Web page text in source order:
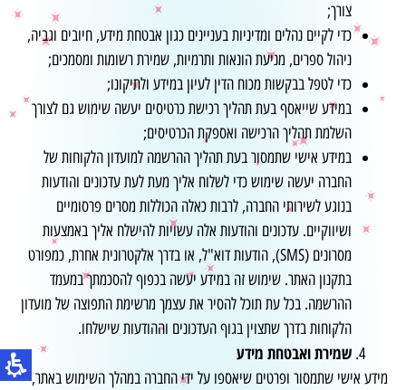
צורך;
כדי לקיים נהלים ומדיניות בעניינים כגון אבטחת מידע, חיובים וגביה,
ניהול ספרים, מניעת הונאות ותרמיות, שמירת רשומות ומסמכים;
כדי לטפל בבקשות מכוח הדין לעיון במידע ולתיקונו;
במידע שייאסף בעת תהליך רכישת כרטיסים יעשה שימוש גם לצורך
השלמת תהליך הרכישה ואספקת הכרטיסים;
במידע אישי שתמסור בעת תהליך ההרשמה למועדון הלקוחות של
החברה יעשה שימוש כדי לשלוח אליך מעת לעת עדכונים והודעות
בנוגע לשירותי החברה, לרבות כאלה הכוללות מסרים פרסומיים
ושיווקיים. עדכונים והודעות אלה עשויות להישלח אליך באמצעות
מסרונים (SMS), הודעות דוא"ל, או בדרך אלקטרונית אחרת, כמפורט
בתקנון האתר. שימוש זה במידע יעשה בכפוף להסכמתך במעמד
ההרשמה. בכל עת תוכל להסיר את עצמך מרשימת התפוצה של מועדון
הלקוחות בדרך שתצוין בגוף העדכונים וההודעות שישלחו.
שמירת ואבטחת מידע
מידע אישי שתמסור ופרטים שיאספו על ידי החברה במהלך השימוש באתר,